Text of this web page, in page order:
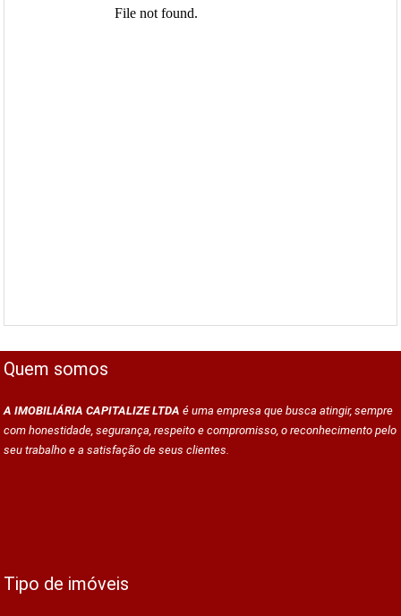
Quem somos
A IMOBILIÁRIA CAPITALIZE LTDA é uma empresa que busca atingir, sempre
com honestidade, segurança, respeito e compromisso, o reconhecimento pelo
seu trabalho e a satisfação de seus clientes.
Tipo de imóveis